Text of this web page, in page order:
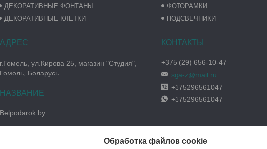
ДЕКОРАТИВНЫЕ ФОНТАНЫ
ДЕКОРАТИВНЫЕ КЛЕТКИ
ФОТОРАМКИ
ПОДСВЕЧНИКИ
г.Гомель, ул.Кирова 25, магазин "Студия",
Гомель, Беларусь
Belpodarok.by
+375 (29) 656-10-47
sga-z@mail.ru
+375296561047
+375296561047
Обработка файлов cookie